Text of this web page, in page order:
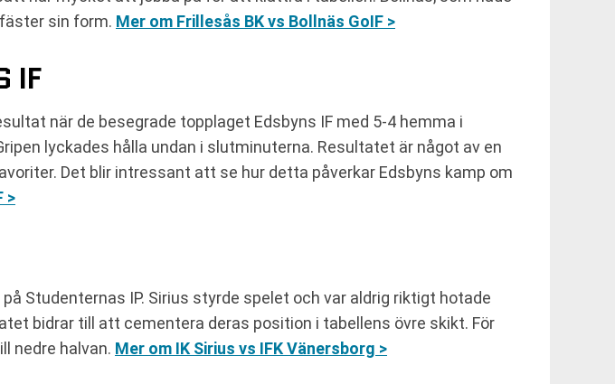
sin form. Mer om Frillesås BK vs Bollnäs GoIF >
IF
när de besegrade topplaget Edsbyns IF med 5-4 hemma i
lyckades hålla undan i slutminuterna. Resultatet är något av en
Det blir intressant att se hur detta påverkar Edsbyns kamp om
>
Studenternas IP. Sirius styrde spelet och var aldrig riktigt hotade
bidrar till att cementera deras position i tabellens övre skikt. För
nedre halvan. Mer om IK Sirius vs IFK Vänersborg >